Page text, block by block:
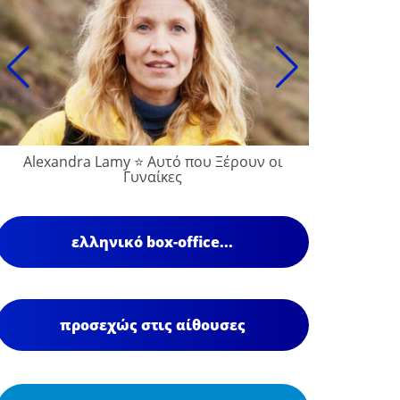
Alexandra Lamy ⭐ Αυτό που Ξέρουν οι
Γυναίκες
ελληνικό box-office...
προσεχώς στις αίθουσες